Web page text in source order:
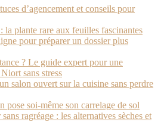
d’agencement et conseils pour
plante rare aux feuilles fascinantes
pour préparer un dossier plus
? Le guide expert pour une
sans stress
salon ouvert sur la cuisine sans perdre
pose soi-même son carrelage de sol
ragréage : les alternatives sèches et